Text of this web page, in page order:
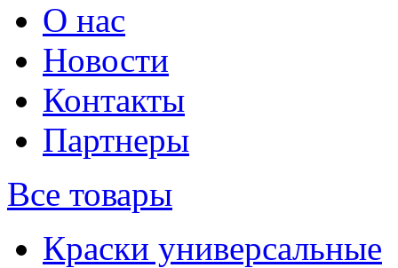
О нас
Новости
Контакты
Партнеры
Все товары
Краски универсальные